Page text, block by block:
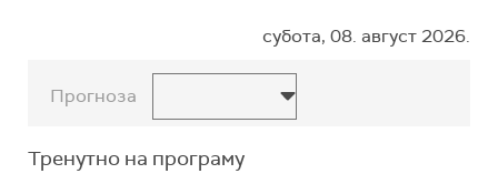
субота, 08. август 2026.
Прогноза
Тренутно на програму